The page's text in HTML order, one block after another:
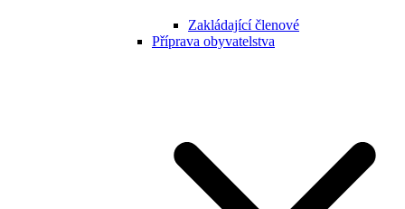
Zakládající členové
Příprava obyvatelstva